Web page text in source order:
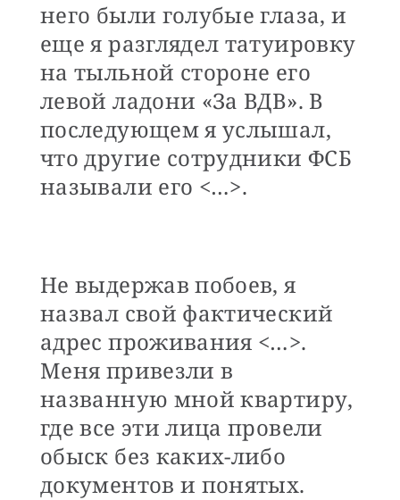
него были голубые глаза, и
еще я разглядел татуировку
на тыльной стороне его
левой ладони «За ВДВ». В
последующем я услышал,
что другие сотрудники ФСБ
называли его <…>.
Не выдержав побоев, я
назвал свой фактический
адрес проживания <…>.
Меня привезли в
названную мной квартиру,
где все эти лица провели
обыск без каких-либо
документов и понятых.